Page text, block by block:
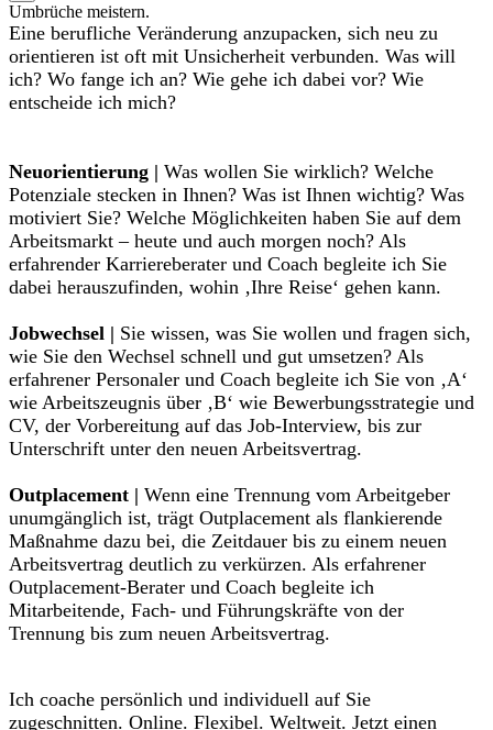
Umbrüche meistern.
Eine berufliche Veränderung anzupacken, sich neu zu
orientieren ist oft mit Unsicherheit verbunden. Was will
ich? Wo fange ich an? Wie gehe ich dabei vor? Wie
entscheide ich mich?
Neuorientierung | Was wollen Sie wirklich? Welche
Potenziale stecken in Ihnen? Was ist Ihnen wichtig? Was
motiviert Sie? Welche Möglichkeiten haben Sie auf dem
Arbeitsmarkt – heute und auch morgen noch? Als
erfahrender Karriereberater und Coach begleite ich Sie
dabei herauszufinden, wohin ‚Ihre Reise‘ gehen kann.
Jobwechsel | Sie wissen, was Sie wollen und fragen sich,
wie Sie den Wechsel schnell und gut umsetzen? Als
erfahrener Personaler und Coach begleite ich Sie von ‚A‘
wie Arbeitszeugnis über ‚B‘ wie Bewerbungsstrategie und
CV, der Vorbereitung auf das Job-Interview, bis zur
Unterschrift unter den neuen Arbeitsvertrag.
Outplacement | Wenn eine Trennung vom Arbeitgeber
unumgänglich ist, trägt Outplacement als flankierende
Maßnahme dazu bei, die Zeitdauer bis zu einem neuen
Arbeitsvertrag deutlich zu verkürzen. Als erfahrener
Outplacement-Berater und Coach begleite ich
Mitarbeitende, Fach- und Führungskräfte von der
Trennung bis zum neuen Arbeitsvertrag.
Ich coache persönlich und individuell auf Sie
zugeschnitten. Online. Flexibel. Weltweit. Jetzt einen